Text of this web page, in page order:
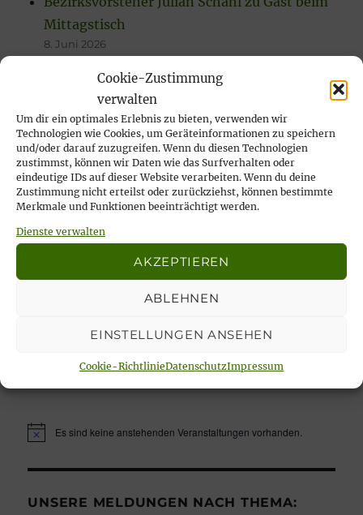
Cookie-Zustimmung
verwalten
Um dir ein optimales Erlebnis zu bieten, verwenden wir
Technologien wie Cookies, um Geräteinformationen zu speichern
und/oder darauf zuzugreifen. Wenn du diesen Technologien
zustimmst, können wir Daten wie das Surfverhalten oder
eindeutige IDs auf dieser Website verarbeiten. Wenn du deine
Zustimmung nicht erteilst oder zurückziehst, können bestimmte
Merkmale und Funktionen beeinträchtigt werden.
Dienste verwalten
AKZEPTIEREN
ABLEHNEN
EINSTELLUNGEN ANSEHEN
Cookie-RichtlinieDatenschutzImpressum
Mittagstisch
8. Juni 2026
Wir nehmen Abschied von unserer lieben
4. Mai 2026
… immer wieder sonntags, tata!
21. April 2026
Rückblick auf das Karfreitags-Fischessen
14. April 2026
Nachlese Rosenmontagsparty 2026: es
Unsere aktuellen Veranstaltungen:
H
i
Es sind keine anstehenden Veranstaltungen vorhanden.
UNSERE MELDUNGEN NACH THEMA: